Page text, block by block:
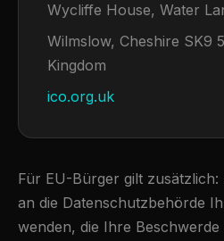
Wycliffe House, Water
Wilmslow, Cheshire SK9
Kingdom
ico.org.uk
Für EU-Bürger gilt
an die Datenschutzbehörde
wenden, die Ihre Beschwerde